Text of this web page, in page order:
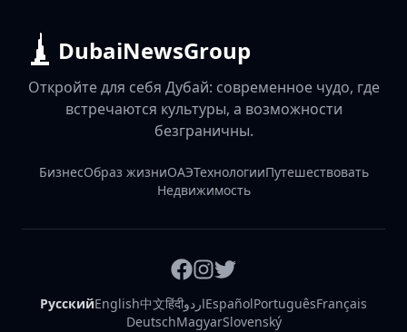
DubaiNewsGroup
Откройте для себя Дубай: современное чудо, где
встречаются культуры, а возможности
безграничны.
БизнесОбраз жизниОАЭТехнологииПутешествовать
Недвижимость
РусскийEnglish中文हिंदीاردوEspañolPortuguêsFrançais
DeutschMagyarSlovenský